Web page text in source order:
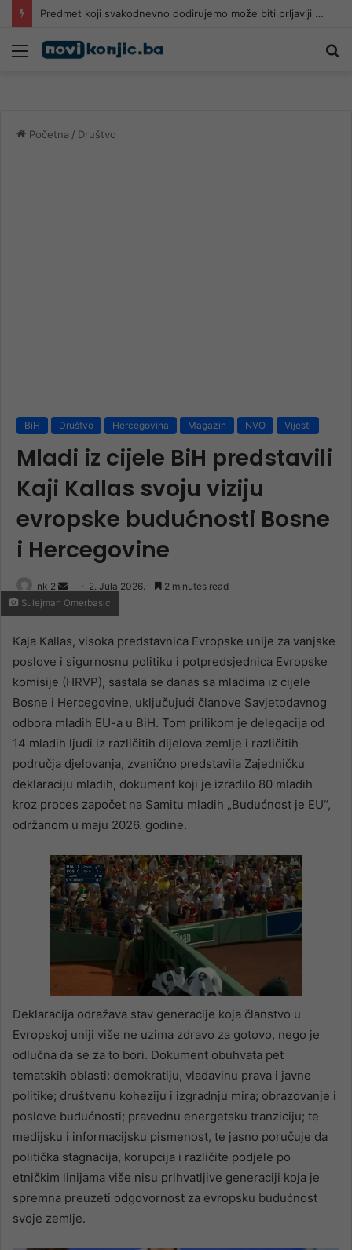
Predmet koji svakodnevno dodirujemo može biti prljaviji od WC školjke
Meni
Početna / Društvo
BiH Društvo Hercegovina Magazin NVO Vijesti
Mladi iz cijele BiH predstavili
Kaji Kallas svoju viziju
evropske budućnosti Bosne
i Hercegovine
nk 2
Send
an
2. Jula 2026. 2 minutes read
Sulejman Omerbasic
Kaja Kallas, visoka predstavnica Evropske unije za vanjske
poslove i sigurnosnu politiku i potpredsjednica Evropske
komisije (HRVP), sastala se danas sa mladima iz cijele
Bosne i Hercegovine, uključujući članove Savjetodavnog
odbora mladih EU-a u BiH. Tom prilikom je delegacija od
14 mladih ljudi iz različitih dijelova zemlje i različitih
područja djelovanja, zvanično predstavila Zajedničku
deklaraciju mladih, dokument koji je izradilo 80 mladih
kroz proces započet na Samitu mladih „Budućnost je EU“,
održanom u maju 2026. godine.
Deklaracija odražava stav generacije koja članstvo u
Evropskoj uniji više ne uzima zdravo za gotovo, nego je
odlučna da se za to bori. Dokument obuhvata pet
tematskih oblasti: demokratiju, vladavinu prava i javne
politike; društvenu koheziju i izgradnju mira; obrazovanje i
poslove budućnosti; pravednu energetsku tranziciju; te
medijsku i informacijsku pismenost, te jasno poručuje da
politička stagnacija, korupcija i različite podjele po
etničkim linijama više nisu prihvatljive generaciji koja je
spremna preuzeti odgovornost za evropsku budućnost
svoje zemlje.